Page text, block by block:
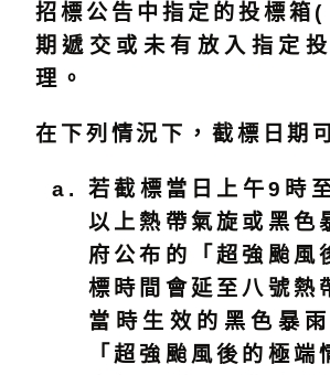
招標公告中指定的投標箱
期遞交或未有放入指定
理。
在下列情況下，截標日期
若截標當日上午9時
以上熱帶氣旋或黑色
府公布的「超強颱風
標時間會延至八號熱
當時生效的黑色暴
「超強颱風後的極